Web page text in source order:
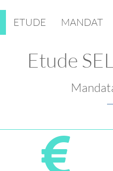
ETUDE MANDAT
Etude